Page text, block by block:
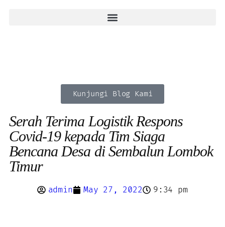
Kunjungi Blog Kami
Serah Terima Logistik Respons
Covid-19 kepada Tim Siaga
Bencana Desa di Sembalun Lombok
Timur
admin May 27, 2022 9:34 pm